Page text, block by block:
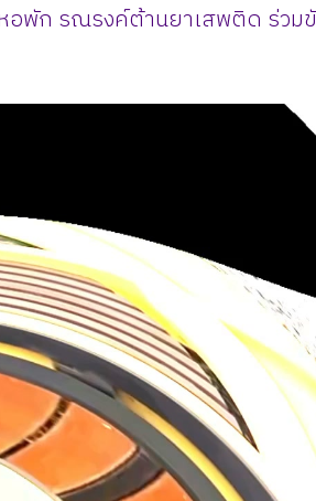
พัก รณรงค์ต้านยาเสพติด ร่วม